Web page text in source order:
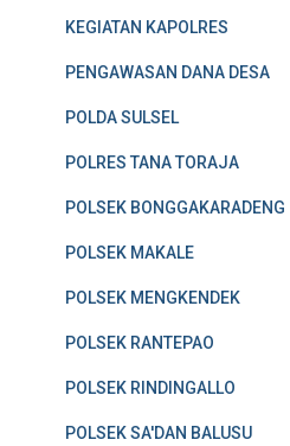
KEGIATAN KAPOLRES
PENGAWASAN DANA DESA
POLDA SULSEL
POLRES TANA TORAJA
POLSEK BONGGAKARADENG
POLSEK MAKALE
POLSEK MENGKENDEK
POLSEK RANTEPAO
POLSEK RINDINGALLO
POLSEK SA'DAN BALUSU